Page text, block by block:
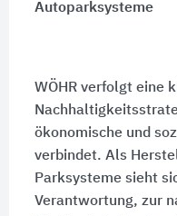
Autoparksysteme
WÖHR verfolgt eine
ökonomische und
verbindet. Als
Parksysteme sieht
Verantwortung, zur